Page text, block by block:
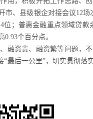
、县级银企对接会议12
；普惠金融重点领域贷款
个百分点。
融资贵、融资繁等问题，
最后一公里”，切实贯彻落